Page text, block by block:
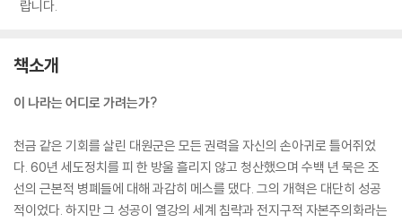
랍니다.
책소개
이 나라는 어디로 가려는가?
천금 같은 기회를 살린 대원군은 모든 권력을 자신의 손아귀로 틀어쥐었
다. 60년 세도정치를 피 한 방울 흘리지 않고 청산했으며 수백 년 묵은 조
선의 근본적 병폐들에 대해 과감히 메스를 댔다. 그의 개혁은 대단히 성공
적이었다. 하지만 그 성공이 열강의 세계 침략과 전지구적 자본주의화라는